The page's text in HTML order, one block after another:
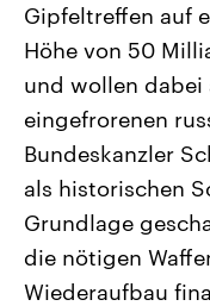
Landtagswahl
2026
Alle Informationen
Sachsen-Anhalt wählt
September 2026
Landtag. Seit 2021
Bundesland von einer
Umfragen, Prognosen,
Wahlprogramme,
und Hintergründe zu
und Kandidaten der
Wahl.
Sendungen
Audio-Archiv
Gipfeltreffen auf
Höhe von 50
und wollen dabei
eingefrorenen
Bundeskanzler
als historischen
Grundlage
die nötigen
Wiederaufbau